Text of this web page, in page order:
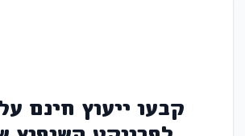
קבעו ייעוץ חינם